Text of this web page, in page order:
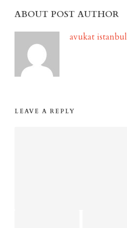
ABOUT POST AUTHOR
avukat istanbul
LEAVE A REPLY